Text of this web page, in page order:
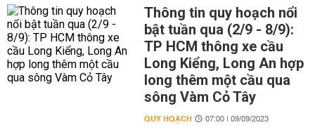
Thông tin quy hoạch nổi
bật tuần qua (2/9 - 8/9):
TP HCM thông xe cầu
Long Kiểng, Long An hợp
long thêm một cầu qua
sông Vàm Cỏ Tây
QUY HOẠCH 07:00 | 09/09/2023